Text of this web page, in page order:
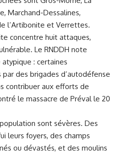
Marchand-Dessalines,
l’Artibonite et Verrettes.
concentre huit attaques,
Le RNDDH note
: certaines
des brigades d’autodéfense
contribuer aux efforts de
le massacre de Préval le 20
sont sévères. Des
leurs foyers, des champs
ou dévastés, et des moulins